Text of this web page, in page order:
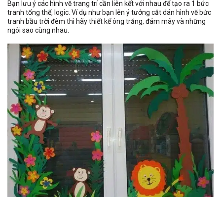
Bạn lưu ý các hình vẽ trang trí cần liên kết với nhau để tạo ra 1 bức
tranh tổng thể, logic. Ví dụ như bạn lên ý tưởng cắt dán hình vẽ bức
tranh bầu trời đêm thì hãy thiết kế ông trăng, đám mây và những
ngôi sao cùng nhau.